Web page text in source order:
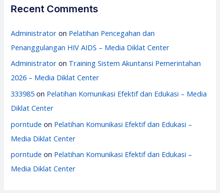
Recent Comments
Administrator on Pelatihan Pencegahan dan
Penanggulangan HIV AIDS – Media Diklat Center
Administrator on Training Sistem Akuntansi Pemerintahan
2026 – Media Diklat Center
333985 on Pelatihan Komunikasi Efektif dan Edukasi – Media
Diklat Center
porntude on Pelatihan Komunikasi Efektif dan Edukasi –
Media Diklat Center
porntude on Pelatihan Komunikasi Efektif dan Edukasi –
Media Diklat Center